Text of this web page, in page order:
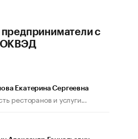
с
ОКВЭД
Екатерина Сергеевна
ресторанов и услуги...